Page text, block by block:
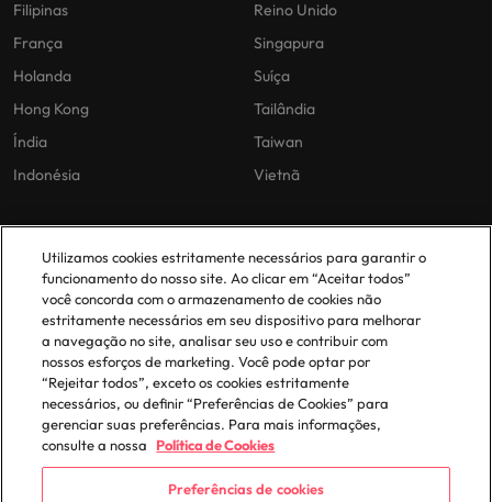
Filipinas
França
Holanda
Hong Kong
Índia
Indonésia
Reino Unido
Singapura
Suíça
Tailândia
Taiwan
Vietnã
As nossas políticas
Politica Privacidade
Politica de cookies
Política de Biblioteca
Politica de escravidão moderna
O nosso escritório em
Portugal
Lisboa
Utilizamos cookies estritamente necessários para garantir o
funcionamento do nosso site. Ao clicar em “Aceitar todos”
você concorda com o armazenamento de cookies não
estritamente necessários em seu dispositivo para melhorar
a navegação no site, analisar seu uso e contribuir com
nossos esforços de marketing. Você pode optar por
“Rejeitar todos”, exceto os cookies estritamente
necessários, ou definir “Preferências de Cookies” para
gerenciar suas preferências. Para mais informações,
consulte a nossa
Política de Cookies
Preferências de cookies